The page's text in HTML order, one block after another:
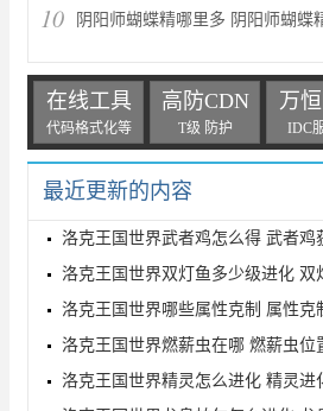
10 阴阳师蝴蝶精哪里多 阴阳师蝴蝶精在哪
在线工具
代码格式化等
高防CDN
T级 防护
万
IDC
最近更新的内容